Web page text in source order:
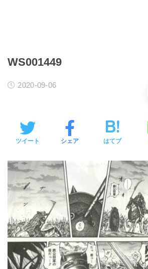
WS001449
2020-09-06
ツイート シェア はてブ